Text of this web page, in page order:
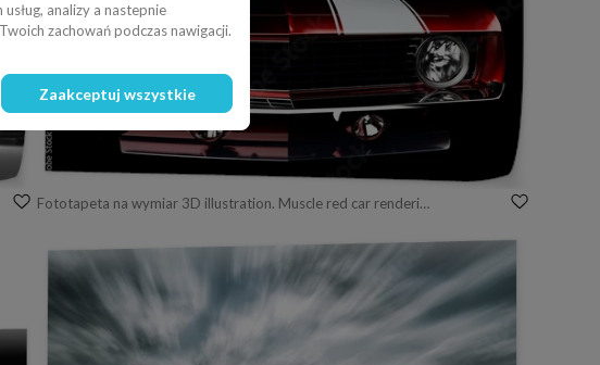
Fototapeta na wymiar 3D illustration. Muscle red car rendering isolated on black background. Vintage classic sport car. Car show. Wheels. Bumper. Front perspective view.
analizy a nastepnie
zachowań podczas nawigacji.
Zaakceptuj wszystkie